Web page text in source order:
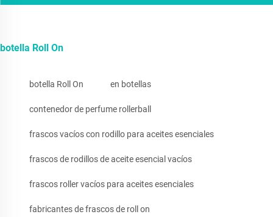
botella Roll On
botella Roll On en botellas
contenedor de perfume rollerball
frascos vacíos con rodillo para aceites esenciales
frascos de rodillos de aceite esencial vacíos
frascos roller vacíos para aceites esenciales
fabricantes de frascos de roll on